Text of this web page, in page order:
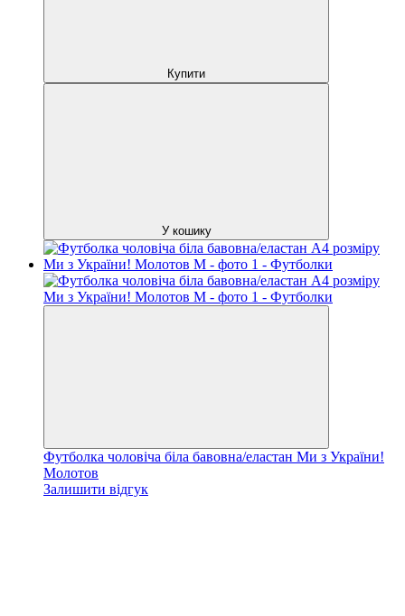
Купити
У кошику
Футболка чоловіча біла бавовна/еластан Ми з України!
Молотов
Залишити відгук